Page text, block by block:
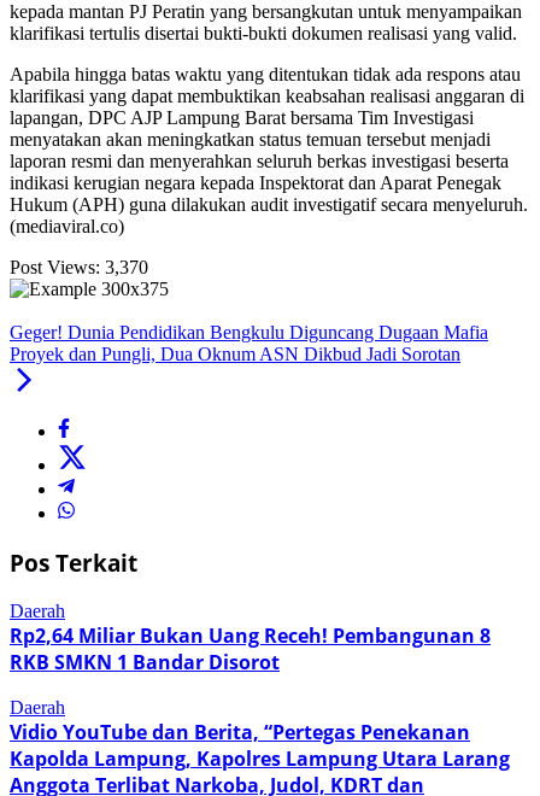
kepada mantan PJ Peratin yang bersangkutan untuk menyampaikan
klarifikasi tertulis disertai bukti-bukti dokumen realisasi yang valid.
Apabila hingga batas waktu yang ditentukan tidak ada respons atau
klarifikasi yang dapat membuktikan keabsahan realisasi anggaran di
lapangan, DPC AJP Lampung Barat bersama Tim Investigasi
menyatakan akan meningkatkan status temuan tersebut menjadi
laporan resmi dan menyerahkan seluruh berkas investigasi beserta
indikasi kerugian negara kepada Inspektorat dan Aparat Penegak
Hukum (APH) guna dilakukan audit investigatif secara menyeluruh.
(mediaviral.co)
Post Views: 3,370
Geger! Dunia Pendidikan Bengkulu Diguncang Dugaan Mafia
Proyek dan Pungli, Dua Oknum ASN Dikbud Jadi Sorotan
Pos Terkait
Daerah
Rp2,64 Miliar Bukan Uang Receh! Pembangunan 8
RKB SMKN 1 Bandar Disorot
Daerah
Vidio YouTube dan Berita, “Pertegas Penekanan
Kapolda Lampung, Kapolres Lampung Utara Larang
Anggota Terlibat Narkoba, Judol, KDRT dan